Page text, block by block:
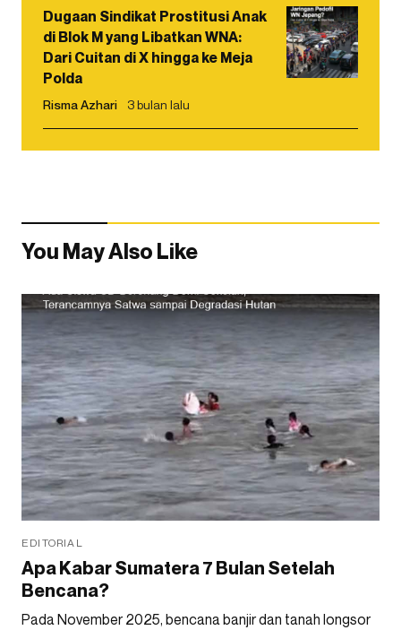
Dugaan Sindikat Prostitusi Anak
di Blok M yang Libatkan WNA:
Dari Cuitan di X hingga ke Meja
Polda
Risma Azhari 3 bulan lalu
You May Also Like
EDITORIAL
Apa Kabar Sumatera 7 Bulan Setelah
Bencana?
Pada November 2025, bencana banjir dan tanah longsor